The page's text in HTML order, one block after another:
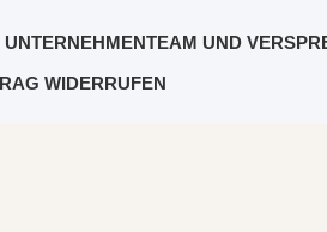
TEAM UND
WIDERRUFEN